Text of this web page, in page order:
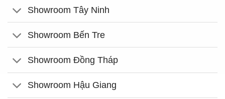
Showroom Tây Ninh
Showroom Bến Tre
Showroom Đồng Tháp
Showroom Hậu Giang